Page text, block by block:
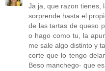
Ja ja, que razon tienes,
sorprende hasta el
de las tartas de queso
o hago como tu, la
me sale algo distinto y
corte que lo tengo
Beso manchego- que